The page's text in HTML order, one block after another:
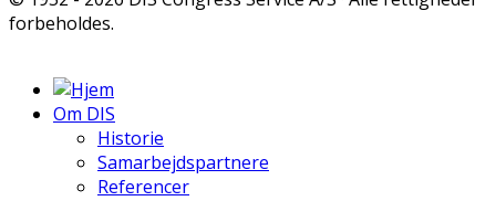
forbeholdes.
Om DIS
Historie
Samarbejdspartnere
Referencer